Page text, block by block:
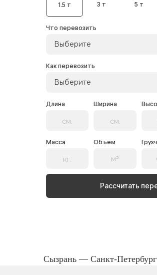
1.5 т 3 т 5 т
Что перевозить
Выберите
Как перевозить
Выберите
Длина Ширина
Масса Объем
Рассчитать
Сызрань — Санкт-Петербург